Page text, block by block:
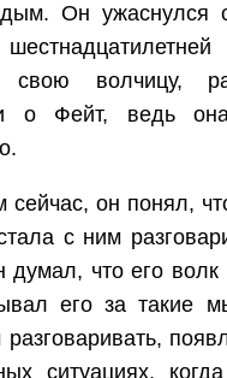
Он ужаснулся
волчицу,
о Фейт, ведь
сейчас, он понял,
с ним
думал, что его
его за такие
ситуациях,